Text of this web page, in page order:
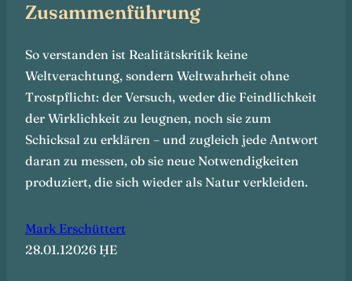
Zusammenführung
So verstanden ist Realitätskritik keine
Weltverachtung, sondern Weltwahrheit ohne
Trostpflicht: der Versuch, weder die Feindlichkeit
der Wirklichkeit zu leugnen, noch sie zum
Schicksal zu erklären – und zugleich jede Antwort
daran zu messen, ob sie neue Notwendigkeiten
produziert, die sich wieder als Natur verkleiden.
Mark Erschüttert
28.01.12026 ḤE